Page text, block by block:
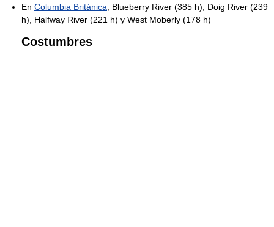
En Columbia Británica , Blueberry River (385 h), Doig River (239
h), Halfway River (221 h) y West Moberly (178 h)
Costumbres